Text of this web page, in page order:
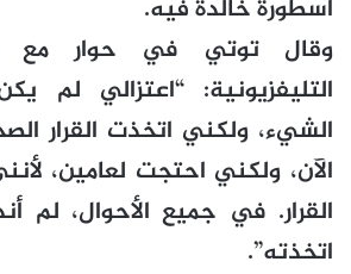
أسطورة خالدة فيه.
التليفزيونية: “اعتزالي لم
الشيء، ولكني اتخذت القرار
الآن، ولكني احتجت لعامين،
القرار. في جميع الأحوال، لم
اتخذته”.